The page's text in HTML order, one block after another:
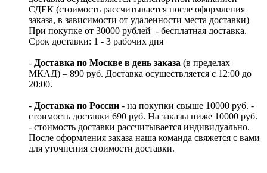
СДЕК (стоимость рассчитывается после оформления
заказа, в зависимости от удаленности места доставки)
При покупке от 30000 рублей - бесплатная доставка.
Срок доставки: 1 - 3 рабочих дня
- Доставка по Москве в день заказа (в пределах
МКАД) – 890 руб. Доставка осуществляется с 12:00 до
20:00.
- Доставка по России - на покупки свыше 10000 руб. -
стоимость доставки 690 руб. На заказы ниже 10000 руб.
- стоимость доставки рассчитывается индивидуально.
После оформления заказа наша команда свяжется с вами
для уточнения стоимости доставки.